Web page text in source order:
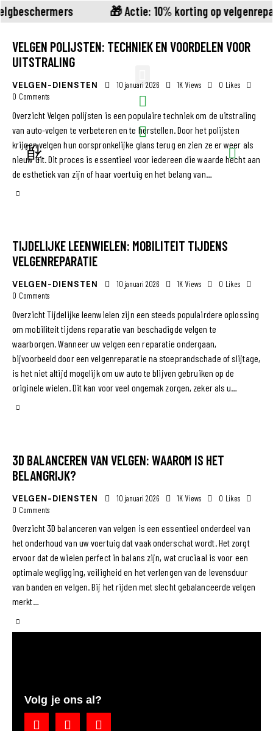
🎁 Actie: 10% korting op
VELGEN POLIJSTEN: TECHNIEK EN VOORDELEN VOOR
UITSTRALING
VELGEN-DIENSTEN 10 januari 2026 1K Views 0 Likes
0 Comments
Overzicht Velgen polijsten is een populaire techniek om de uitstraling
van auto-velgen te verbeteren en te herstellen. Door het polijsten
krijgen velgen hun oorspronkelijke glans terug en zien ze er weer als
nieuw uit. Dit proces is essentieel voor iedereen die waarde hecht aan
de esthetiek van zijn of haar voertuig en het belang van…
TIJDELIJKE LEENWIELEN: MOBILITEIT TIJDENS
VELGENREPARATIE
VELGEN-DIENSTEN 10 januari 2026 1K Views 0 Likes
0 Comments
Overzicht Tijdelijke leenwielen zijn een steeds populairdere oplossing
om mobiliteit tijdens reparatie van beschadigde velgen te
waarborgen. Wanneer uw velgen een reparatie ondergaan,
bijvoorbeeld door een velgenreparatie na stoeprandschade of slijtage,
is het niet altijd mogelijk om uw auto te blijven gebruiken op de
originele wielen. Dit kan voor veel ongemak zorgen, zeker als u…
3D BALANCEREN VAN VELGEN: WAAROM IS HET
BELANGRIJK?
VELGEN-DIENSTEN 10 januari 2026 1K Views 0 Likes
0 Comments
Overzicht 3D balanceren van velgen is een essentieel onderdeel van
het onderhoud van uw voertuig dat vaak onderschat wordt. Het zorgt
ervoor dat de wielen perfect in balans zijn, wat cruciaal is voor een
optimale wegligging, veiligheid en het verlengen van de levensduur
van banden en velgen. Bij het rijden met slecht gebalanceerde velgen
merkt…
Volg je ons al?